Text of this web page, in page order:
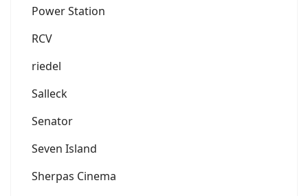
Power Station
RCV
riedel
Salleck
Senator
Seven Island
Sherpas Cinema